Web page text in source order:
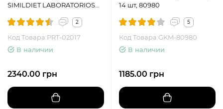
SIMILDIET LABORATORIOS
2
Код Товара:PRT-02017
В наличии
2340.00 грн
14 шт, 80980
5
Код Товара:GKM-80980
В наличии
1185.00 грн